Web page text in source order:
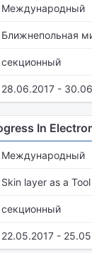
Международный
Ближнепольная
секционный
28.06.2017 -
In
Международный
Skin layer as a
секционный
22.05.2017 -